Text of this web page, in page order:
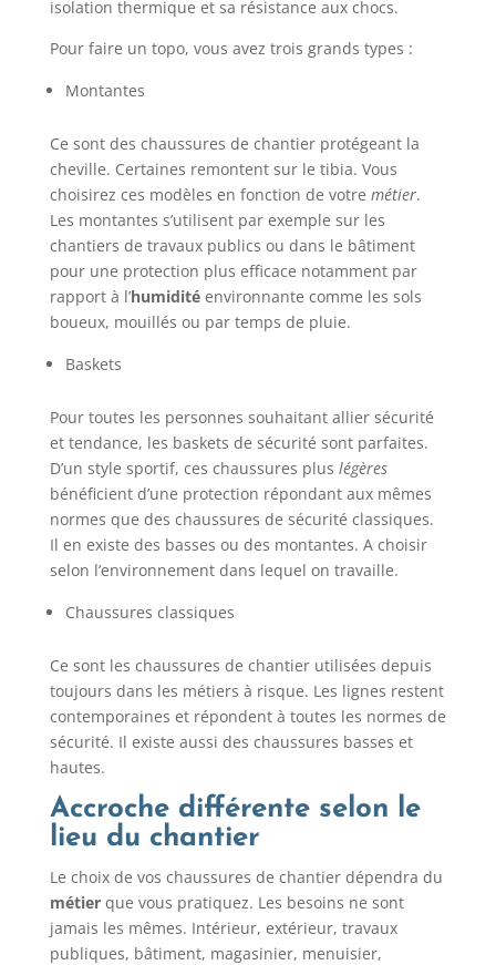
isolation thermique et sa résistance aux chocs.
Pour faire un topo, vous avez trois grands types :
Montantes
Ce sont des chaussures de chantier protégeant la
cheville. Certaines remontent sur le tibia. Vous
choisirez ces modèles en fonction de votre métier.
Les montantes s’utilisent par exemple sur les
chantiers de travaux publics ou dans le bâtiment
pour une protection plus efficace notamment par
rapport à l’humiditéenvironnante comme les sols
boueux, mouillés ou par temps de pluie.
Baskets
Pour toutes les personnes souhaitant allier sécurité
et tendance, les baskets de sécurité sont parfaites.
D’un style sportif, ces chaussures plus légères
bénéficient d’une protection répondant aux mêmes
normes que des chaussures de sécurité classiques.
Il en existe des basses ou des montantes. A choisir
selon l’environnement dans lequel on travaille.
Chaussures classiques
Ce sont les chaussures de chantier utilisées depuis
toujours dans les métiers à risque. Les lignes restent
contemporaines et répondent à toutes les normes de
sécurité. Il existe aussi des chaussures basses et
hautes.
Accroche différente selon le
lieu du chantier
Le choix de vos chaussures de chantier dépendra du
métierque vous pratiquez. Les besoins ne sont
jamais les mêmes. Intérieur, extérieur, travaux
publiques, bâtiment, magasinier, menuisier,